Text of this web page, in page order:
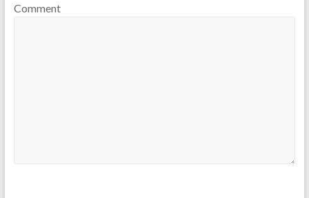
Comment